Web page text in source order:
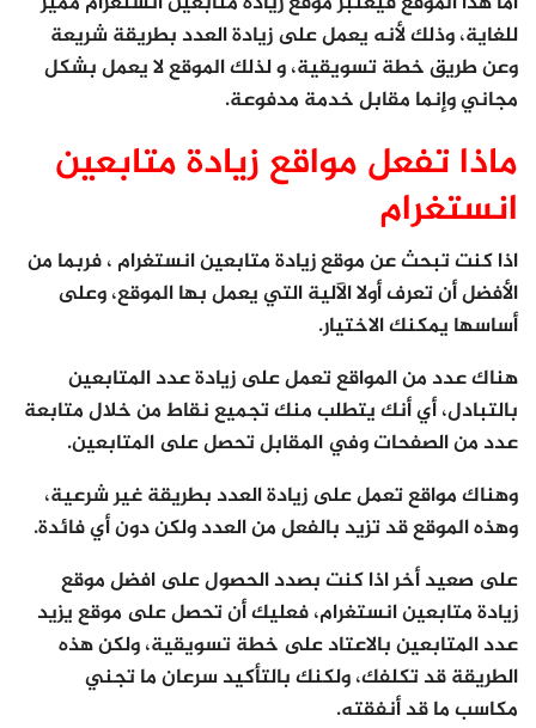
للغاية، وذلك لأنه يعمل على زيادة العدد بطريقة شريعة
وعن طريق خطة تسويقية، و لذلك الموقع لا يعمل بشكل
مجاني وإنما مقابل خدمة مدفوعة.
ماذا تفعل مواقع زيادة متابعين
انستغرام
اذا كنت تبحث عن موقع زيادة متابعين انستغرام ، فربما من
الأفضل أن تعرف أولا الآلية التي يعمل بها الموقع، وعلى
أساسها يمكنك الاختيار.
هناك عدد من المواقع تعمل على زيادة عدد المتابعين
بالتبادل، أي أنك يتطلب منك تجميع نقاط من خلال متابعة
عدد من الصفحات وفي المقابل تحصل على المتابعين.
وهناك مواقع تعمل على زيادة العدد بطريقة غير شرعية،
وهذه الموقع قد تزيد بالفعل من العدد ولكن دون أي فائدة.
على صعيد أخر اذا كنت بصدد الحصول على افضل موقع
زيادة متابعين انستغرام، فعليك أن تحصل على موقع يزيد
عدد المتابعين بالاعتاد على خطة تسويقية، ولكن هذه
الطريقة قد تكلفك، ولكنك بالتأكيد سرعان ما تجني
مكاسب ما قد أنفقته.